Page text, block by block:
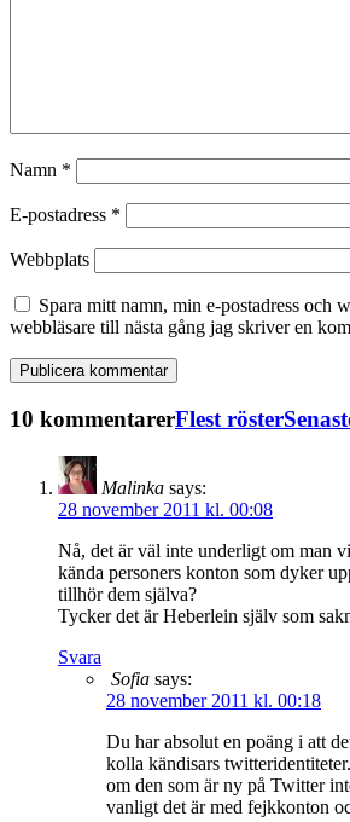
Namn *
E-postadress *
Webbplats
Spara mitt namn, min e-postadress och
webbläsare till nästa gång jag skriver en
10 kommentarerFlest röster
Malinka says:
28 november 2011 kl. 00:08
Nå, det är väl inte underligt om man
kända personers konton som dyker
tillhör dem själva?
Tycker det är Heberlein själv som
Svara
Sofia says:
28 november 2011 kl. 00:18
Du har absolut en poäng i att
kolla kändisars
om den som är ny på Twitter
vanligt det är med fejkkonton